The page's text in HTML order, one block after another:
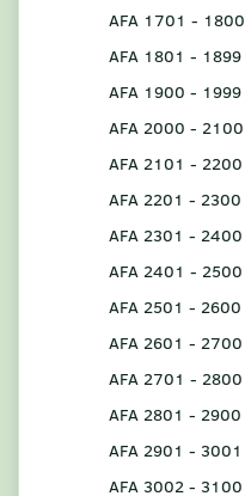
AFA 1701 - 1800
AFA 1801 - 1899
AFA 1900 - 1999
AFA 2000 - 2100
AFA 2101 - 2200
AFA 2201 - 2300
AFA 2301 - 2400
AFA 2401 - 2500
AFA 2501 - 2600
AFA 2601 - 2700
AFA 2701 - 2800
AFA 2801 - 2900
AFA 2901 - 3001
AFA 3002 - 3100